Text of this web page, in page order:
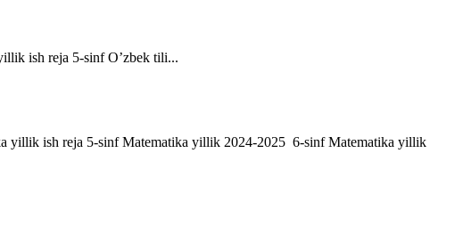
ish reja 5-sinf O’zbek tili...
yillik ish reja 5-sinf Matematika yillik 2024-2025 6-sinf Matematika yillik